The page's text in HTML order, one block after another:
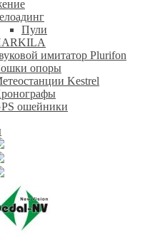
Пули
имитатор Plurifon
опоры
Kestrel
ошейники